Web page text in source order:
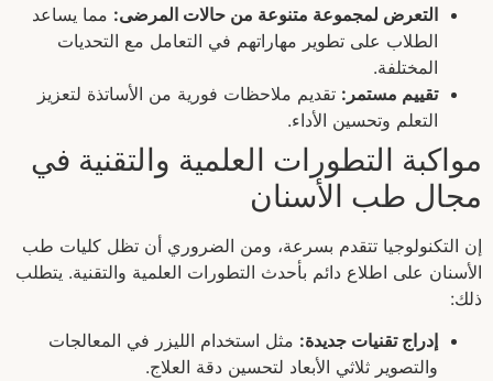
التعرض لمجموعة متنوعة من حالات المرضى: مما يساعد
الطلاب على تطوير مهاراتهم في التعامل مع التحديات
المختلفة.
تقييم مستمر: تقديم ملاحظات فورية من الأساتذة لتعزيز
التعلم وتحسين الأداء.
مواكبة التطورات العلمية والتقنية في
مجال طب الأسنان
إن التكنولوجيا تتقدم بسرعة، ومن الضروري أن تظل كليات طب
الأسنان على اطلاع دائم بأحدث التطورات العلمية والتقنية. يتطلب
ذلك:
إدراج تقنيات جديدة: مثل استخدام الليزر في المعالجات
والتصوير ثلاثي الأبعاد لتحسين دقة العلاج.